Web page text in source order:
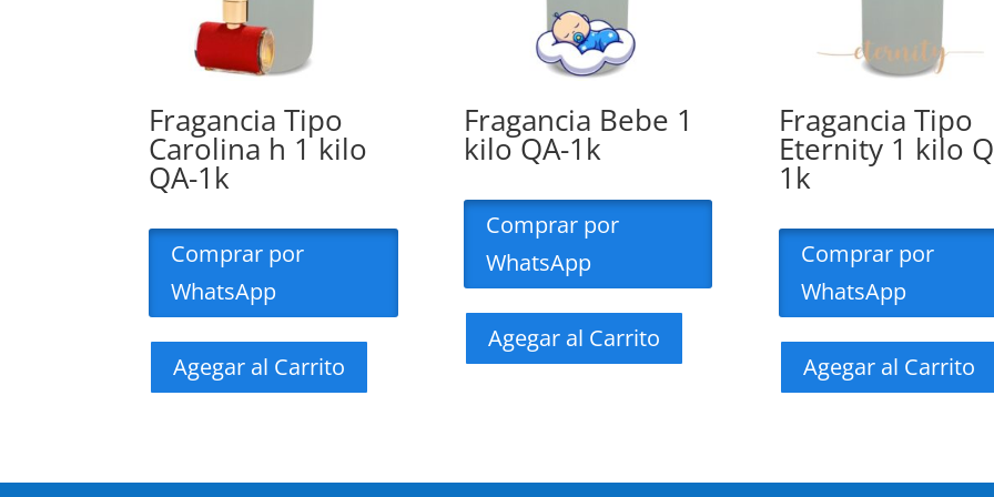
Fragancia Tipo
Carolina h 1 kilo
QA-1k
Comprar por
WhatsApp
Agegar al Carrito
Fragancia Bebe 1
kilo QA-1k
Comprar por
WhatsApp
Agegar al Carrito
Fragancia Tipo
Eternity 1 kilo
1k
Comprar por
WhatsApp
Agegar al Carrito